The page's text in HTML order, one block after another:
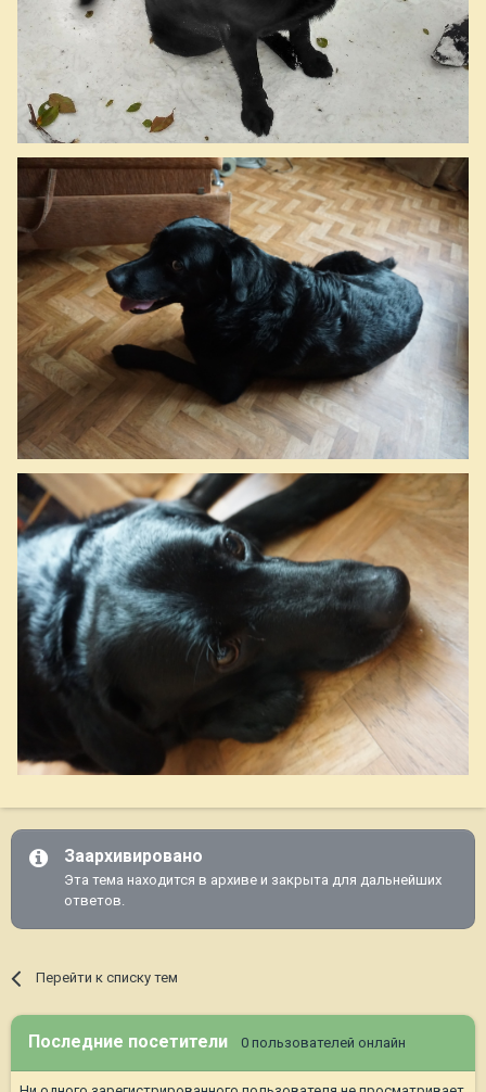
Заархивировано
Эта тема находится в архиве и закрыта для дальнейших
ответов.
Перейти к списку тем
Последние посетители 0 пользователей онлайн